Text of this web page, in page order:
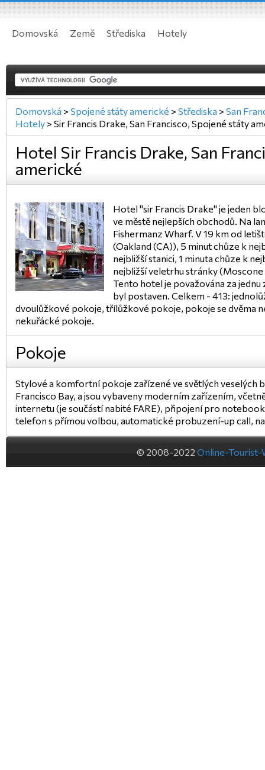
Domovská Země Střediska Hotely
Domovská > Spojené státy americké > Střediska > San
Hotely > Sir Francis Drake, San Francisco, Spojené státy
Hotel Sir Francis Drake, San
americké
Hotel "sir Francis Drake" je jeden
ve městě nejlepších obchodů. Na
Fishermanz Wharf. V 19 km od
(Oakland (CA)), 5 minut chůze k
nejbližší stanici, 1 minuta chůze k
nejbližší veletrhu stránky
Tento hotel je považována za jednu
byl postaven. Celkem - 413:
dvoulůžkové pokoje, třílůžkové pokoje, pokoje se dvěma
nekuřácké pokoje.
Pokoje
Stylové a komfortní pokoje zařízené ve světlých veselých
Francisco Bay, a jsou vybaveny moderním zařízením,
internetu (je součástí nabité FARE), připojení pro
telefon s přímou volbou, automatické probuzení-up call,
© 2008-2022 Online-